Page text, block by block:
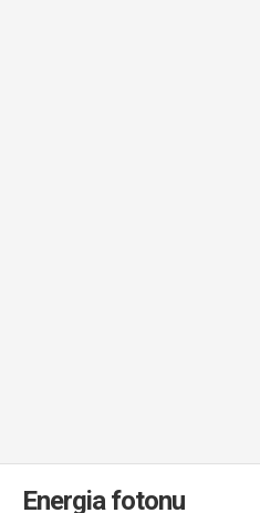
Energia fotonu